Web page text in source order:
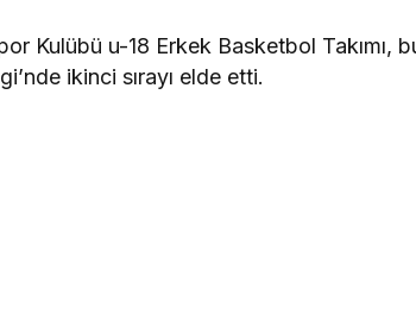
Kulübü u-18 Erkek Basketbol Takımı,
ikinci sırayı elde etti.